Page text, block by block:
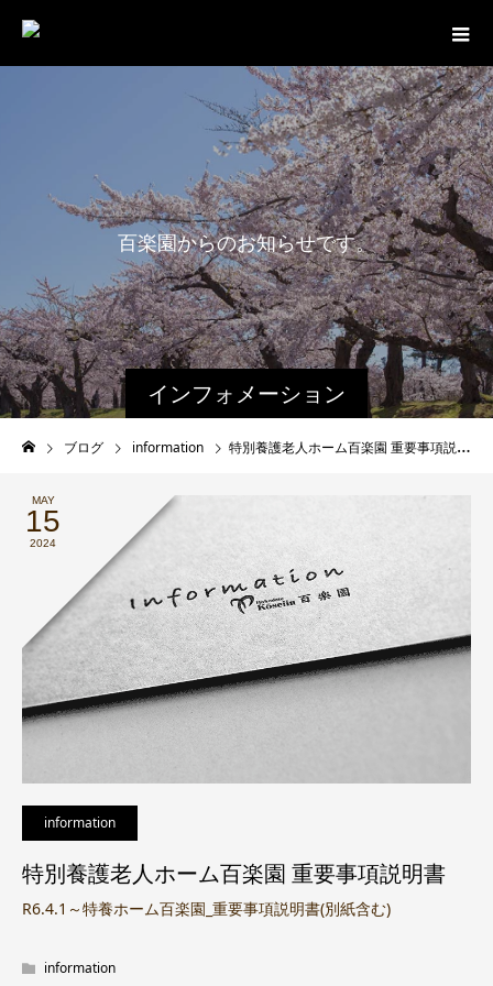
インフォメーション
百楽園からのお知らせです。
ブログ information 特別養護老人ホーム百楽園 重要事項説明書
MAY
15
2024
information
特別養護老人ホーム百楽園 重要事項説明書
R6.4.1～特養ホーム百楽園_重要事項説明書(別紙含む)
information